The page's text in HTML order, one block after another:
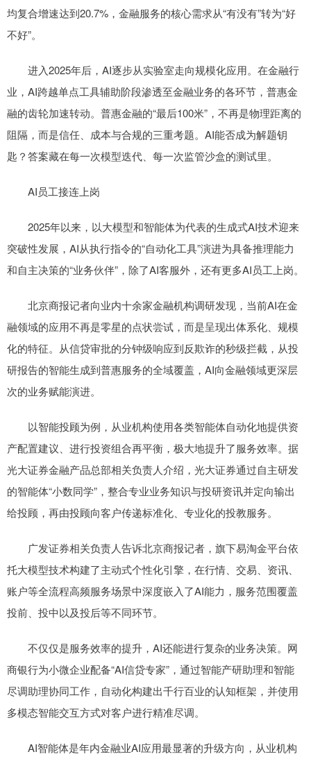
均复合增速达到20.7%，金融服务的核心需求从“有没有”转为“好
不好”。
进入2025年后，AI逐步从实验室走向规模化应用。在金融行
业，AI跨越单点工具辅助阶段渗透至金融业务的各环节，普惠金
融的齿轮加速转动。普惠金融的“最后100米”，不再是物理距离的
阻隔，而是信任、成本与合规的三重考题。AI能否成为解题钥
匙？答案藏在每一次模型迭代、每一次监管沙盒的测试里。
AI员工接连上岗
2025年以来，以大模型和智能体为代表的生成式AI技术迎来
突破性发展，AI从执行指令的“自动化工具”演进为具备推理能力
和自主决策的“业务伙伴”，除了AI客服外，还有更多AI员工上岗。
北京商报记者向业内十余家金融机构调研发现，当前AI在金
融领域的应用不再是零星的点状尝试，而是呈现出体系化、规模
化的特征。从信贷审批的分钟级响应到反欺诈的秒级拦截，从投
研报告的智能生成到普惠服务的全域覆盖，AI向金融领域更深层
次的业务赋能演进。
以智能投顾为例，从业机构使用各类智能体自动化地提供资
产配置建议、进行投资组合再平衡，极大地提升了服务效率。据
光大证券金融产品总部相关负责人介绍，光大证券通过自主研发
的智能体“小数同学”，整合专业业务知识与投研资讯并定向输出
给投顾，再由投顾向客户传递标准化、专业化的投教服务。
广发证券相关负责人告诉北京商报记者，旗下易淘金平台依
托大模型技术构建了主动式个性化引擎，在行情、交易、资讯、
账户等全流程高频服务场景中深度嵌入了AI能力，服务范围覆盖
投前、投中以及投后等不同环节。
不仅仅是服务效率的提升，AI还能进行复杂的业务决策。网
商银行为小微企业配备“AI信贷专家”，通过智能产研助理和智能
尽调助理协同工作，自动化构建出千行百业的认知框架，并使用
多模态智能交互方式对客户进行精准尽调。
AI智能体是年内金融业AI应用最显著的升级方向，从业机构